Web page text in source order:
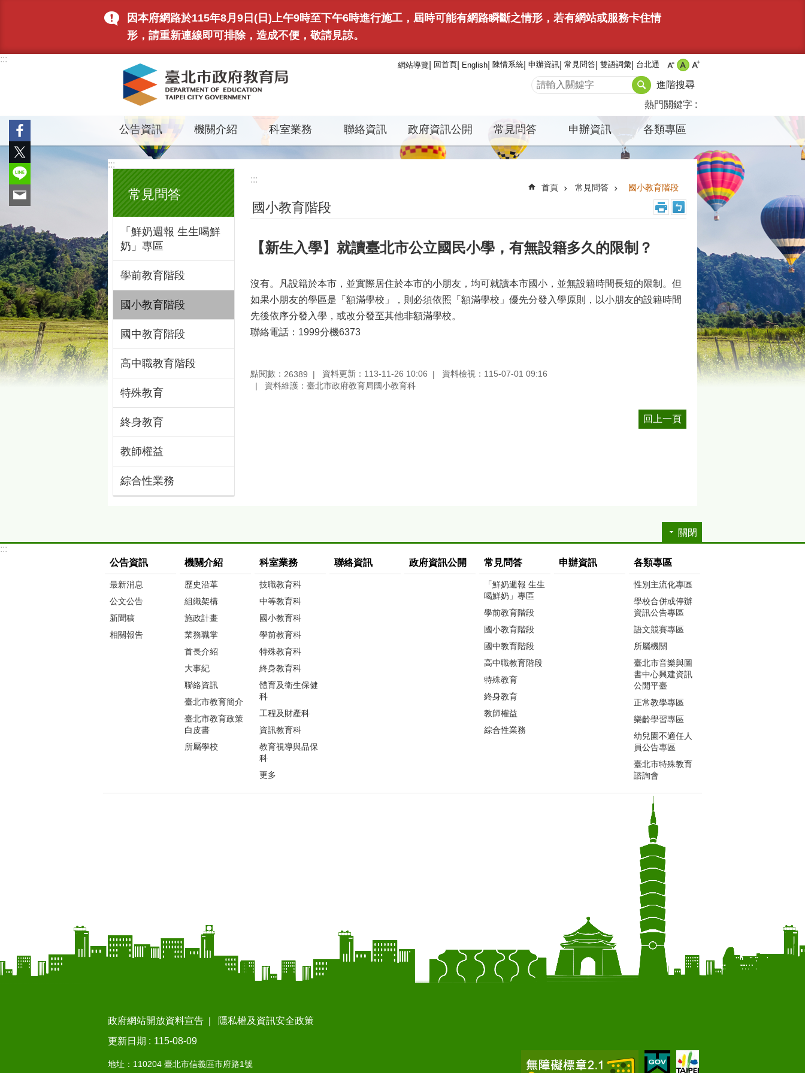
因本府網路於115年8月9日(日)上午9時至下午6時進行施工，屆時可能有網路瞬斷之情形，若有網站或服務卡住情
形，請重新連線即可排除，造成不便，敬請見諒。
:::
網站導覽 回首頁 English 陳情系統 申辦資訊 常見問答 雙語詞彙 台北通
進階搜尋
熱門關鍵字
公告資訊 機關介紹 科室業務 聯絡資訊 政府資訊公開 常見問答 申辦資訊 各類專區
:::
常見問答
「鮮奶週報 生生喝鮮
奶」專區
學前教育階段
國小教育階段
國中教育階段
高中職教育階段
特殊教育
終身教育
教師權益
綜合性業務
:::
首頁 常見問答 國小教育階段
國小教育階段
【新生入學】就讀臺北市公立國民小學，有無設籍多久的限制？
沒有。凡設籍於本市，並實際居住於本市的小朋友，均可就讀本市國小，並無設籍時間長短的限制。但
如果小朋友的學區是「額滿學校」，則必須依照「額滿學校」優先分發入學原則，以小朋友的設籍時間
先後依序分發入學，或改分發至其他非額滿學校。
聯絡電話：1999分機6373
點閱數： 26389 資料更新：113-11-26 10:06
資料檢視：115-07-01 09:16
資料維護：臺北市政府教育局國小教育科
回上一頁
關閉
:::
公告資訊
最新消息
公文公告
新聞稿
相關報告
機關介紹
歷史沿革
組織架構
施政計畫
業務職掌
首長介紹
大事紀
聯絡資訊
臺北市教育簡介
臺北市教育政策
白皮書
所屬學校
科室業務
技職教育科
中等教育科
國小教育科
學前教育科
特殊教育科
終身教育科
體育及衛生保健
科
工程及財產科
資訊教育科
教育視導與品保
科
更多
聯絡資訊 政府資訊公開 常見問答
「鮮奶週報 生生
喝鮮奶」專區
學前教育階段
國小教育階段
國中教育階段
高中職教育階段
特殊教育
終身教育
教師權益
綜合性業務
申辦資訊 各類專區
性別主流化專區
學校合併或停辦
資訊公告專區
語文競賽專區
所屬機關
臺北市音樂與圖
書中心興建資訊
公開平臺
正常教學專區
樂齡學習專區
幼兒園不適任人
員公告專區
臺北市特殊教育
諮詢會
政府網站開放資料宣告
隱私權及資訊安全政策
更新日期
115-08-09
地址：110204 臺北市信義區市府路1號